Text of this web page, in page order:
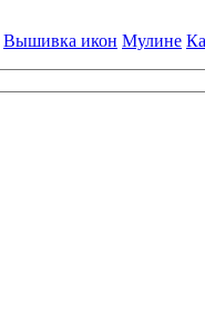
Вышивка икон Мулине